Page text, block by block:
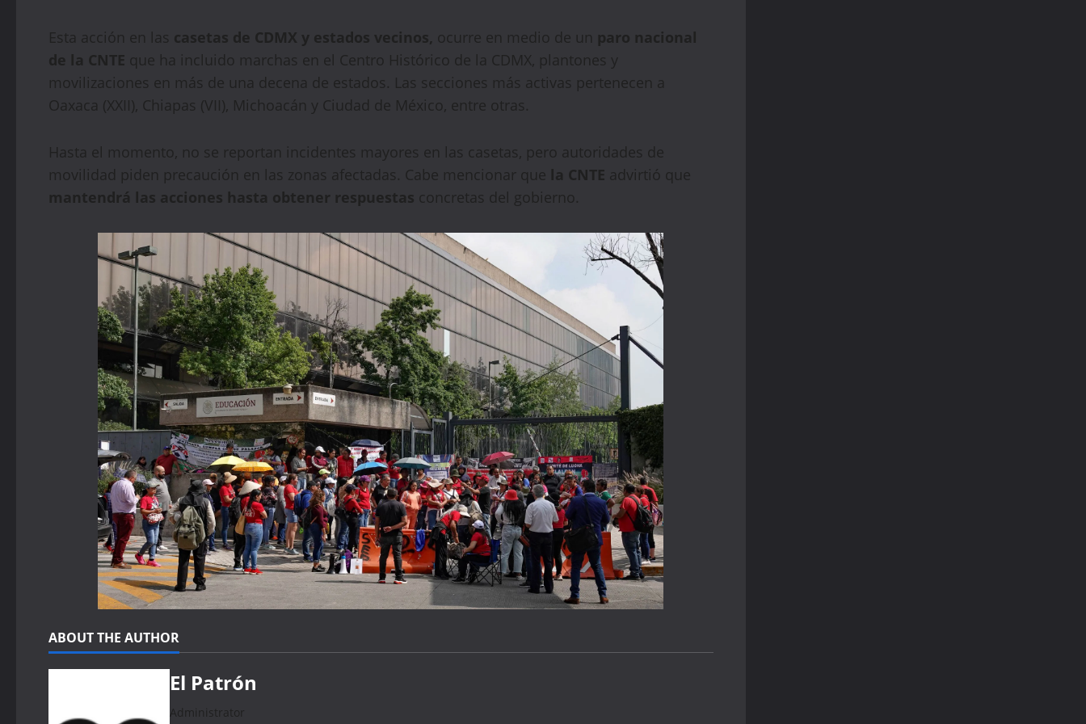
Esta acción en las casetas de CDMX y estados vecinos, ocurre en medio de un paro nacional
de la CNTE que ha incluido marchas en el Centro Histórico de la CDMX, plantones y
movilizaciones en más de una decena de estados. Las secciones más activas pertenecen a
Oaxaca (XXII), Chiapas (VII), Michoacán y Ciudad de México, entre otras.
Hasta el momento, no se reportan incidentes mayores en las casetas, pero autoridades de
movilidad piden precaución en las zonas afectadas. Cabe mencionar que la CNTE advirtió que
mantendrá las acciones hasta obtener respuestas concretas del gobierno.
ABOUT THE AUTHOR
El Patrón
Administrator